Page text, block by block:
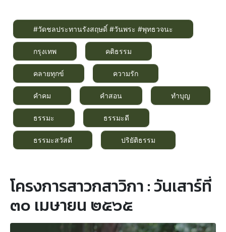
#วัดชลประทานรังสฤษดิ์ #วันพระ #พุทธวจนะ
กรุงเทพ คติธรรม
คลายทุกข์ ความรัก
คำคม คำสอน ทำบุญ
ธรรมะ ธรรมะดี
ธรรมะสวัสดี ปริยัติธรรม
โครงการสาวกสาวิกา : วันเสาร์ที่
๓๐ เมษายน ๒๕๖๕